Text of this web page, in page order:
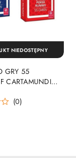
GRY 55
CARTAMUNDI
(0)
NIEDOSTĘPNY